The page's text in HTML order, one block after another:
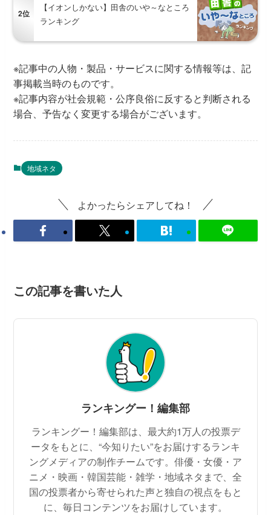
2位
【イオンしかない】田舎のいや～なところ
ランキング
※記事中の人物・製品・サービスに関する情報等は、記
事掲載当時のものです。
※記事内容が社会規範・公序良俗に反すると判断される
場合、予告なく変更する場合がございます。
地域ネタ
よかったらシェアしてね！
この記事を書いた人
ランキングー！編集部
ランキングー！編集部は、最大約1万人の投票デ
ータをもとに、“今知りたい”をお届けするランキ
ングメディアの制作チームです。俳優・女優・ア
ニメ・映画・韓国芸能・雑学・地域ネタまで、全
国の投票者から寄せられた声と独自の視点をもと
に、毎日コンテンツをお届けしています。